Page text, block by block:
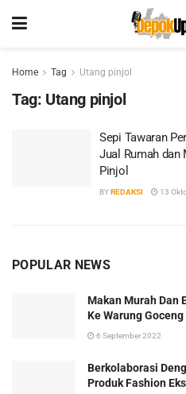
Home Tag Utang pinjol
Tag: Utang pinjol
Sepi Tawaran
Jual Rumah dan
Pinjol
BYREDAKSI 13
POPULAR NEWS
Makan Murah Dan
Ke Warung Goceng
6 September 2022
Berkolaborasi
Produk Fashion